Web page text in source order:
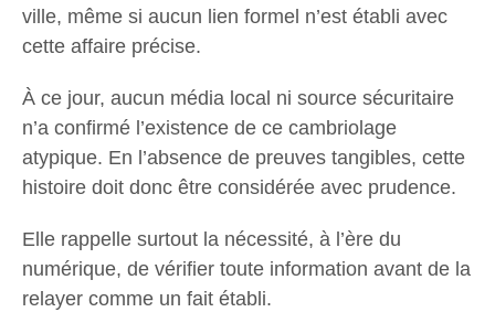
ville, même si aucun lien formel n’est établi avec
cette affaire précise.
À ce jour, aucun média local ni source sécuritaire
n’a confirmé l’existence de ce cambriolage
atypique. En l’absence de preuves tangibles, cette
histoire doit donc être considérée avec prudence.
Elle rappelle surtout la nécessité, à l’ère du
numérique, de vérifier toute information avant de la
relayer comme un fait établi.